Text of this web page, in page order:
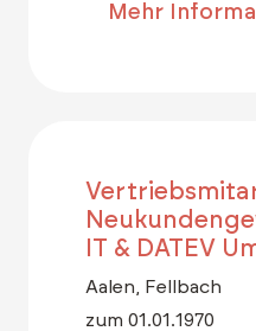
Mehr
IT & DATEV
Aalen, Fellbach
zum 01.01.1970